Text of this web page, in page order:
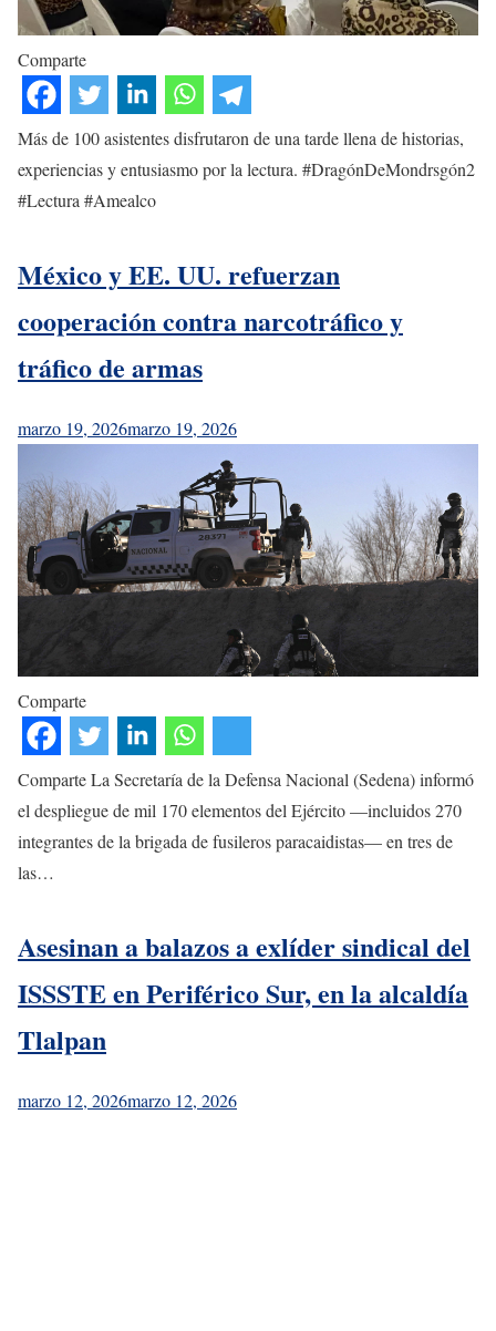
Comparte
Más de 100 asistentes disfrutaron de una tarde llena de historias,
experiencias y entusiasmo por la lectura. #DragónDeMondrsgón2
#Lectura #Amealco
México y EE. UU. refuerzan
cooperación contra narcotráfico y
tráfico de armas
marzo 19, 2026marzo 19, 2026
Comparte
Comparte La Secretaría de la Defensa Nacional (Sedena) informó
el despliegue de mil 170 elementos del Ejército —incluidos 270
integrantes de la brigada de fusileros paracaidistas— en tres de
las…
Asesinan a balazos a exlíder sindical del
ISSSTE en Periférico Sur, en la alcaldía
Tlalpan
marzo 12, 2026marzo 12, 2026